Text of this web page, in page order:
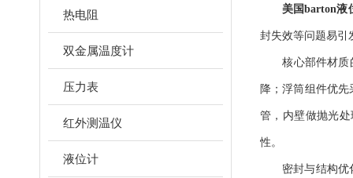
热电阻
双金属温度计
压力表
红外测温仪
液位计
美国barton液
封失效等问题易引
核心部件材质的
降；浮筒组件优
管，内壁做抛光
性。
密封与结构优化